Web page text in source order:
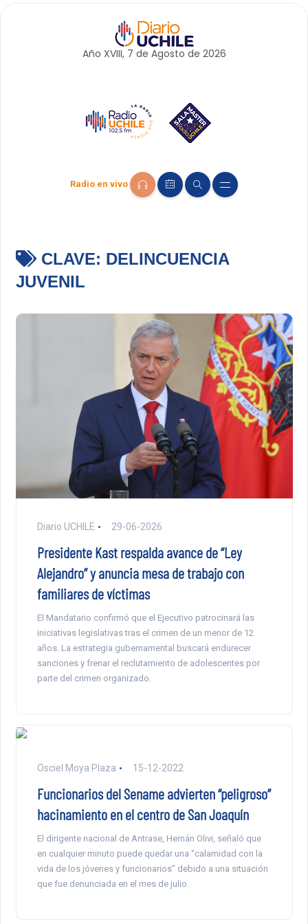
Año XVIII, 7 de Agosto de 2026
Radio en vivo
CLAVE: DELINCUENCIA
JUVENIL
Diario UCHILE 29-06-2026
Presidente Kast respalda avance de “Ley
Alejandro” y anuncia mesa de trabajo con
familiares de víctimas
El Mandatario confirmó que el Ejecutivo patrocinará las
iniciativas legislativas tras el crimen de un menor de 12
años. La estrategia gubernamental buscará endurecer
sanciones y frenar el reclutamiento de adolescentes por
parte del crimen organizado.
Osciel Moya Plaza 15-12-2022
Funcionarios del Sename advierten “peligroso”
hacinamiento en el centro de San Joaquín
El dirigente nacional de Antrase, Hernán Olivi, señaló que
en cualquier minuto puede quedar una “calamidad con la
vida de los jóvenes y funcionarios” debido a una situación
que fue denunciada en el mes de julio.